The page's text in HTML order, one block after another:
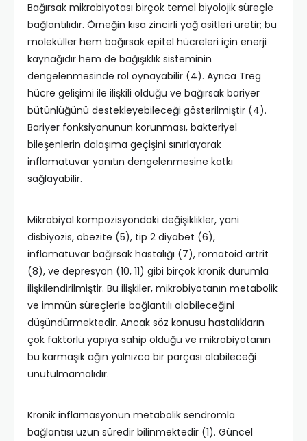
Bağırsak mikrobiyotası birçok temel biyolojik süreçle
bağlantılıdır. Örneğin kısa zincirli yağ asitleri üretir; bu
moleküller hem bağırsak epitel hücreleri için enerji
kaynağıdır hem de bağışıklık sisteminin
dengelenmesinde rol oynayabilir (4). Ayrıca Treg
hücre gelişimi ile ilişkili olduğu ve bağırsak bariyer
bütünlüğünü destekleyebileceği gösterilmiştir (4).
Bariyer fonksiyonunun korunması, bakteriyel
bileşenlerin dolaşıma geçişini sınırlayarak
inflamatuvar yanıtın dengelenmesine katkı
sağlayabilir.
Mikrobiyal kompozisyondaki değişiklikler, yani
disbiyozis, obezite (5), tip 2 diyabet (6),
inflamatuvar bağırsak hastalığı (7), romatoid artrit
(8), ve depresyon (10, 11) gibi birçok kronik durumla
ilişkilendirilmiştir. Bu ilişkiler, mikrobiyotanın metabolik
ve immün süreçlerle bağlantılı olabileceğini
düşündürmektedir. Ancak söz konusu hastalıkların
çok faktörlü yapıya sahip olduğu ve mikrobiyotanın
bu karmaşık ağın yalnızca bir parçası olabileceği
unutulmamalıdır.
Kronik inflamasyonun metabolik sendromla
bağlantısı uzun süredir bilinmektedir (1). Güncel